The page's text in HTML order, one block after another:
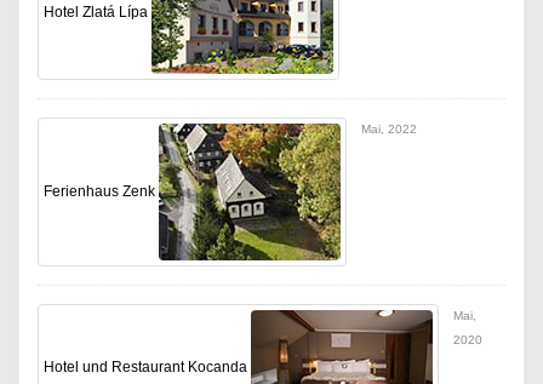
Hotel Zlatá Lípa
Ferienhaus Zenk
Mai, 2022
Hotel und Restaurant Kocanda
Mai,
2020